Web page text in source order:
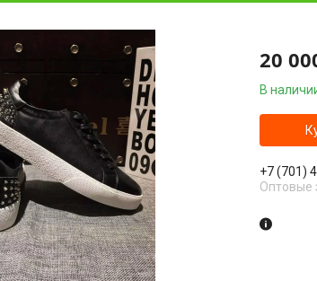
20
В
+7 (701)
Оптовые